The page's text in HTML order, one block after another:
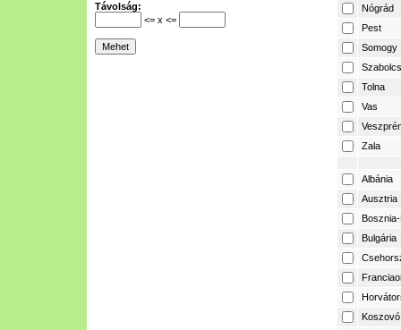
Távolság:
<= x <=
Nógrád
Pest
Somogy
Tolna
Vas
Zala
Albánia
Ausztria
Bulgária
Koszovó